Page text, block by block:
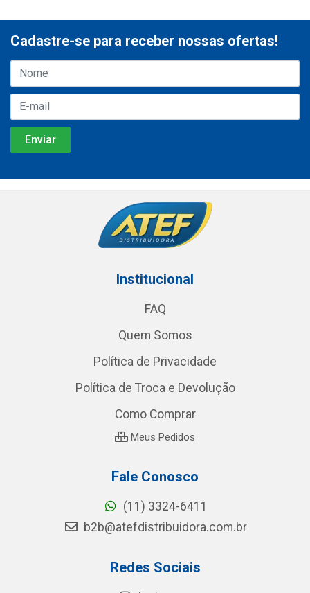
Cadastre-se para receber nossas ofertas!
Institucional
FAQ
Quem Somos
Política de Privacidade
Política de Troca e Devolução
Como Comprar
Meus Pedidos
Fale Conosco
(11) 3324-6411
b2b@atefdistribuidora.com.br
Redes Sociais